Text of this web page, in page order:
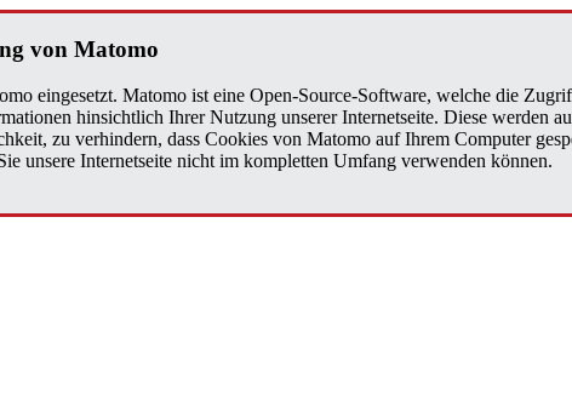
von Matomo
eingesetzt. Matomo ist eine Open-Source-Software, welche die
hinsichtlich Ihrer Nutzung unserer Internetseite. Diese werden
zu verhindern, dass Cookies von Matomo auf Ihrem Computer
unsere Internetseite nicht im kompletten Umfang verwenden können.